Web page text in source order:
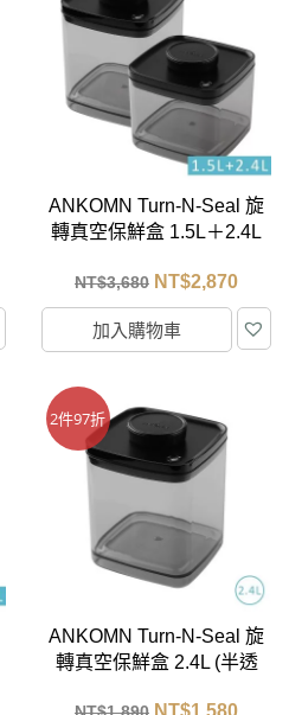
ANKOMN Turn-N-Seal 旋
轉真空保鮮盒 1.5L＋2.4L
NT$3,680 NT$2,870
加入購物車
2件97折
ANKOMN Turn-N-Seal 旋
轉真空保鮮盒 2.4L (半透